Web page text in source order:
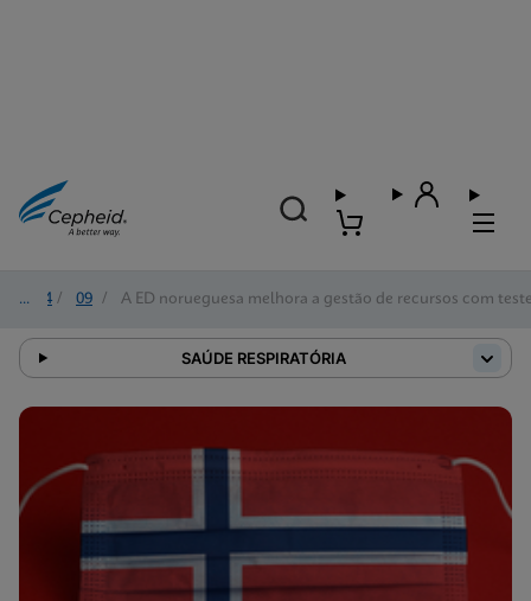
2024 / 09 / A ED norueguesa melhora a gestão de recursos com
SAÚDE RESPIRATÓRIA